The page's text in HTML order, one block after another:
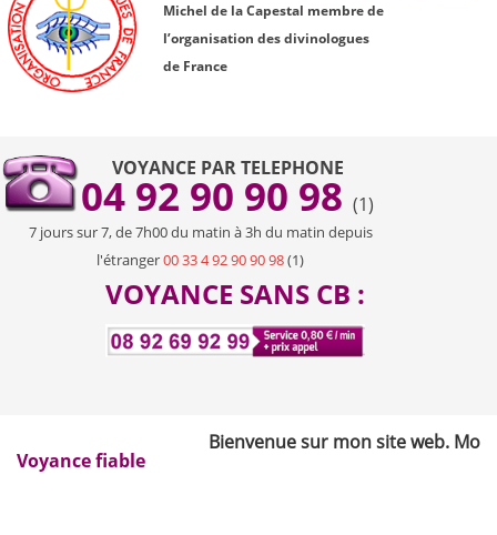
Michel de la Capestal membre de
l’organisation des divinologues
de France
VOYANCE PAR TELEPHONE
04 92 90 90 98 (1)
7 jours sur 7, de 7h00 du matin à 3h du matin depuis
l'étranger00 33 4 92 90 90 98(1)
VOYANCE SANS CB :
Bienvenue sur mon site web. Mon
Voyance fiable